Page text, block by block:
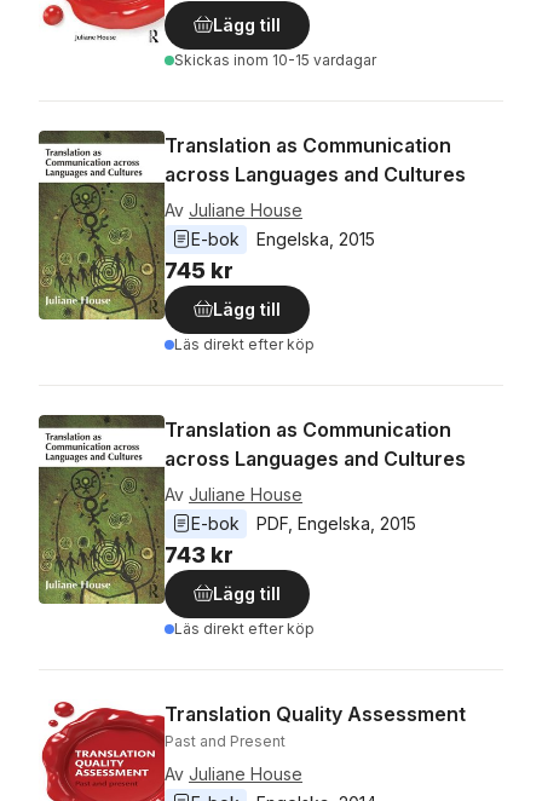
Lägg till
Skickas inom 10-15 vardagar
Translation as Communication
across Languages and Cultures
Av Juliane House
E-bok
Engelska 2015
745 kr
Lägg till
Läs direkt efter köp
Translation as Communication
across Languages and Cultures
Av Juliane House
E-bok
PDF Engelska 2015
743 kr
Lägg till
Läs direkt efter köp
Translation Quality Assessment
Past and Present
Av Juliane House